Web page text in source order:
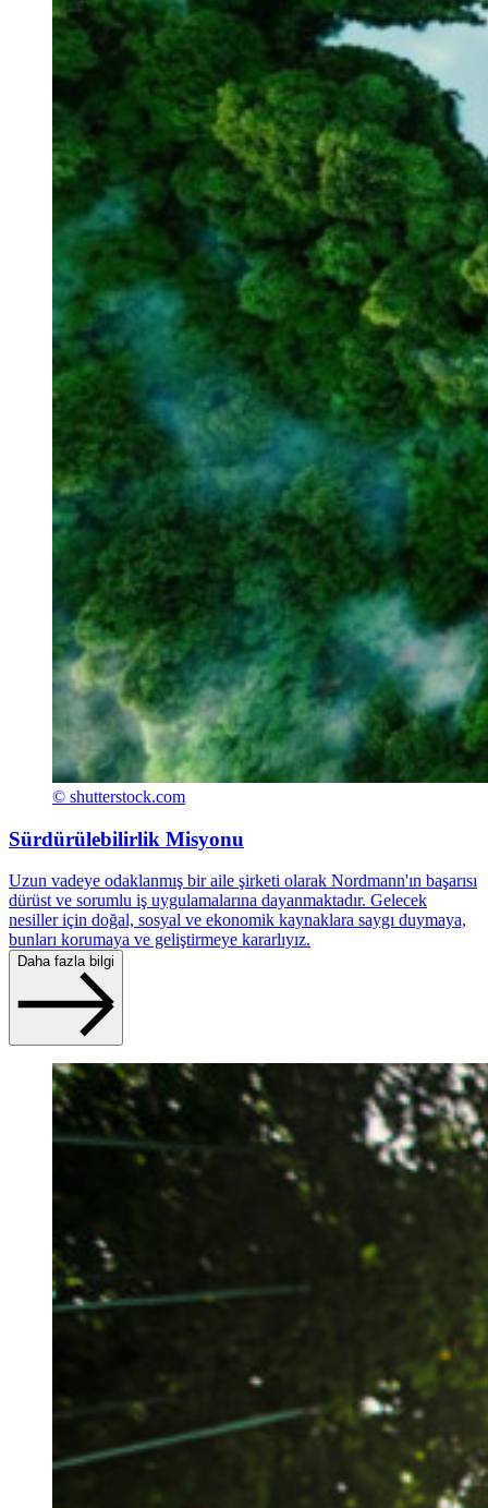
© shutterstock.com
Sürdürülebilirlik Misyonu
Uzun vadeye odaklanmış bir aile şirketi olarak Nordmann'ın başarısı
dürüst ve sorumlu iş uygulamalarına dayanmaktadır. Gelecek
nesiller için doğal, sosyal ve ekonomik kaynaklara saygı duymaya,
bunları korumaya ve geliştirmeye kararlıyız.
Daha fazla bilgi